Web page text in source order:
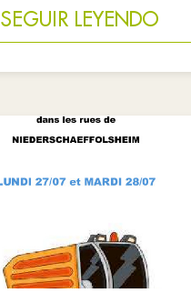
SEGUIR LEYENDO